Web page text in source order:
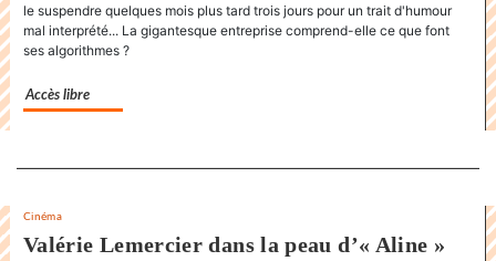
»
le suspendre quelques mois plus tard trois jours pour un trait d'humour
mal interprété... La gigantesque entreprise comprend-elle ce que font
ses algorithmes ?
Accès libre
Cinéma
Valérie Lemercier dans la peau d’« Aline »